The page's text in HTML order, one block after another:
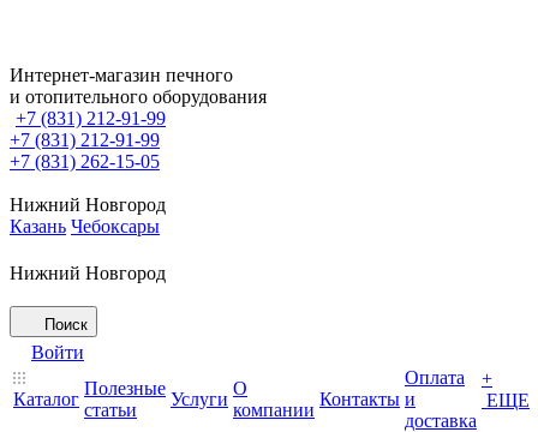
Интернет-магазин печного
и отопительного оборудования
+7 (831) 212-91-99
+7 (831) 212-91-99
+7 (831) 262-15-05
Нижний Новгород
Казань Чебоксары
Нижний Новгород
Поиск
Войти
Каталог
Полезные
статьи
Услуги
О
компании
Контакты
Оплата
и
доставка
+
ЕЩЕ